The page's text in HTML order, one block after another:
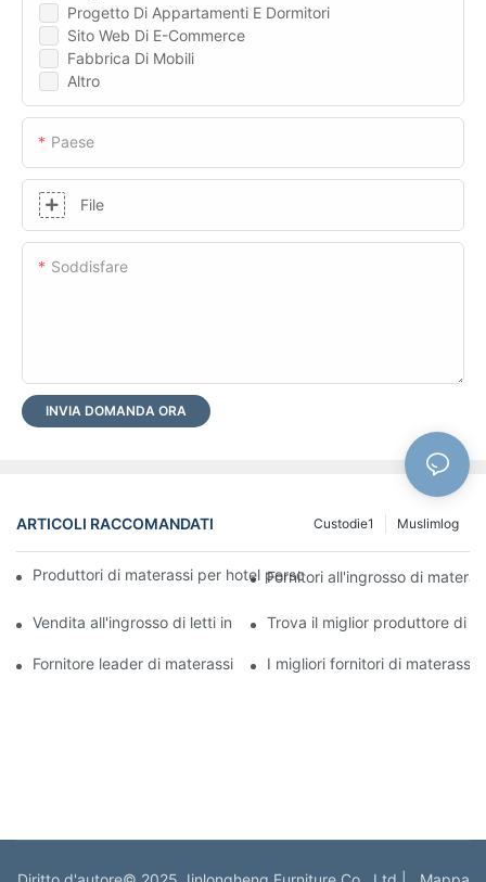
Progetto Di Appartamenti E Dormitori
Sito Web Di E-Commerce
Fabbrica Di Mobili
Altro
Paese
File
Soddisfare
INVIA DOMANDA ORA
ARTICOLI RACCOMANDATI Muslimlog
Custodie1
Produttori di materassi per hotel personalizzati di alta qualità
Fornitori all'ingrosso di
Vendita all'ingrosso di letti in pelle a prezzi accessibili per la
Trova il miglior produttore di
Fornitore leader di materassi per le esigenze della tua azienda
I migliori fornitori di materassi